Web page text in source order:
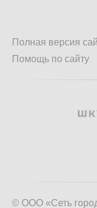
Полная версия
Помощь по сайту
© ООО «Сеть